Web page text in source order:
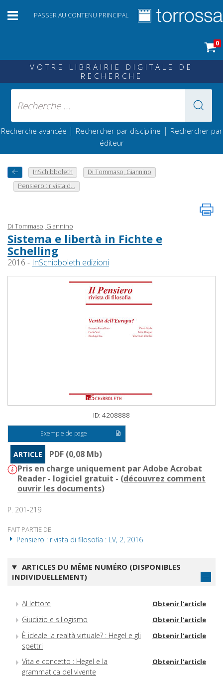
PASSER AU CONTENU PRINCIPAL
0
VOTRE LIBRAIRIE DIGITALE DE
RECHERCHE
Recherche avancée | Rechercher par discipline | Rechercher par
éditeur
InSchibboleth
Di Tommaso, Giannino
Pensiero : rivista d...
Di Tommaso, Giannino
Sistema e libertà in Fichte e
Schelling
2016 - InSchibboleth edizioni
ID: 4208888
Exemple de page
ARTICLE
PDF (0,08 Mb)
Pris en charge uniquement par Adobe Acrobat
Reader - logiciel gratuit - (découvrez comment
ouvrir les documents)
P. 201-219
FAIT PARTIE DE
Pensiero : rivista di filosofia : LV, 2, 2016
ARTICLES DU MÊME NUMÉRO (DISPONIBLES
INDIVIDUELLEMENT)
Al lettore Obtenir l'article
Giudizio e sillogismo Obtenir l'article
È ideale la realtà virtuale? : Hegel e gli
spettri
Obtenir l'article
Vita e concetto : Hegel e la
grammatica del vivente
Obtenir l'article